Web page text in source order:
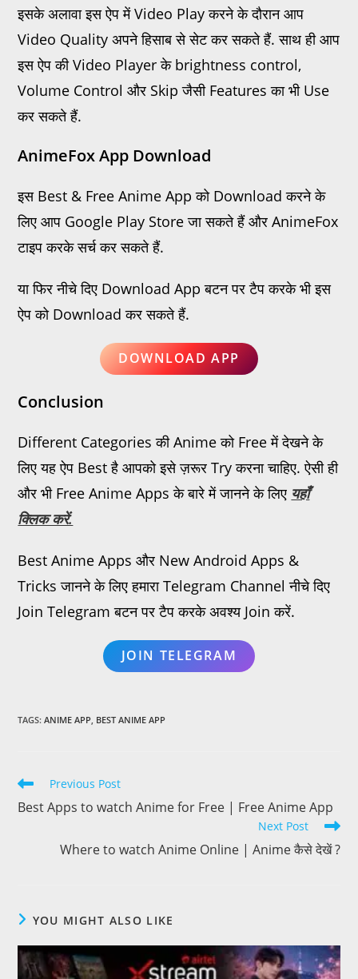
इसके अलावा इस ऐप में Video Play करने के दौरान आप
Video Quality अपने हिसाब से सेट कर सकते हैं. साथ ही आप
इस ऐप की Video Player के brightness control,
Volume Control और Skip जैसी Features का भी Use
कर सकते हैं.
AnimeFox App Download
इस Best & Free Anime App को Download करने के
लिए आप Google Play Store जा सकते हैं और AnimeFox
टाइप करके सर्च कर सकते हैं.
या फिर नीचे दिए Download App बटन पर टैप करके भी इस
ऐप को Download कर सकते हैं.
DOWNLOAD APP
Conclusion
Different Categories की Anime को Free में देखने के
लिए यह ऐप Best है आपको इसे ज़रूर Try करना चाहिए. ऐसी ही
और भी Free Anime Apps के बारे में जानने के लिए यहाँ
क्लिक करें.
Best Anime Apps और New Android Apps &
Tricks जानने के लिए हमारा Telegram Channel नीचे दिए
Join Telegram बटन पर टैप करके अवश्य Join करें.
JOIN TELEGRAM
TAGS:ANIME APP BEST ANIME APP
Previous Post
Best Apps to watch Anime for Free | Free Anime App
Next Post
Where to watch Anime Online | Anime कैसे देखें ?
YOU MIGHT ALSO LIKE